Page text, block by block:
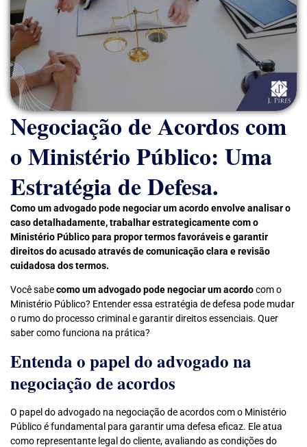
Negociação de Acordos com
o Ministério Público: Uma
Estratégia de Defesa.
Como um advogado pode negociar um acordo envolve analisar o
caso detalhadamente, trabalhar estrategicamente com o
Ministério Público para propor termos favoráveis e garantir
direitos do acusado através de comunicação clara e revisão
cuidadosa dos termos.
Você sabecomo um advogado pode negociar um acordocom o
Ministério Público? Entender essa estratégia de defesa pode mudar
o rumo do processo criminal e garantir direitos essenciais. Quer
saber como funciona na prática?
Entenda o papel do advogado na
negociação de acordos
O papel do advogado na negociação de acordos com o Ministério
Público é fundamental para garantir uma defesa eficaz. Ele atua
como representante legal do cliente, avaliando as condições do